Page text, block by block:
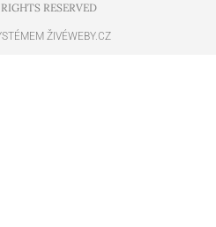
RESERVED​
ŽIVÉWEBY.CZ